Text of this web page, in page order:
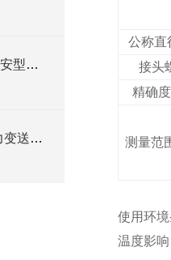
WRE2-640A双支隔爆型本安型热电偶使用说明
1151GP9S22M1B3D1压力变送器上海自动化仪表一厂
公称直
接头
精确
测量范
使用环
温度影